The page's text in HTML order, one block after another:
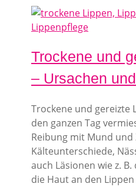
Trockene und
– Ursachen
Trockene und gereizte
den ganzen Tag
Reibung mit Mund
Kälteunterschiede,
auch Läsionen wie z.
die Haut an den